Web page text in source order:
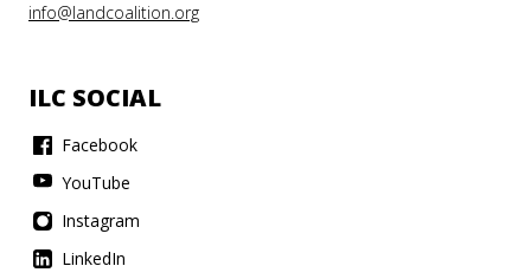
info@landcoalition.org
ILC SOCIAL
Facebook
YouTube
Instagram
LinkedIn